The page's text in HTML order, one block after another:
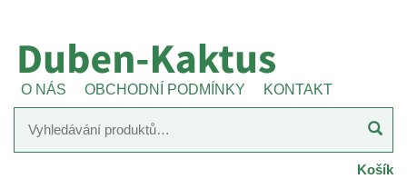
O NÁS OBCHODNÍ PODMÍNKY KONTAKT
Košík